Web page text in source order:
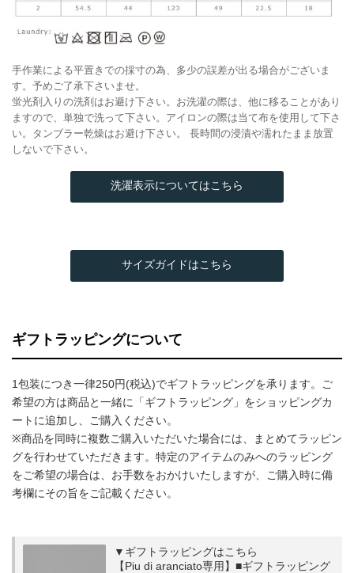
手作業による平置きでの採寸の為、多少の誤差が出る場合がございま
す。予めご了承下さいませ。
蛍光剤入りの洗剤はお避け下さい。お洗濯の際は、他に移ることがあり
ますので、単独で洗って下さい。アイロンの際は当て布を使用して下さ
い。タンブラー乾燥はお避け下さい。 長時間の浸漬や濡れたまま放置
しないで下さい。
洗濯表示についてはこちら
サイズガイドはこちら
ギフトラッピングについて
1包装につき一律250円(税込)でギフトラッピングを承ります。ご
希望の方は商品と一緒に「ギフトラッピング」をショッピングカ
ートに追加し、ご購入ください。
※商品を同時に複数ご購入いただいた場合には、まとめてラッピン
グを行わせていただきます。特定のアイテムのみへのラッピング
をご希望の場合は、お手数をおかけいたしますが、ご購入時に備
考欄にその旨をご記載ください。
▼ギフトラッピングはこちら
【Piu di aranciato専用】■ギフトラッピング